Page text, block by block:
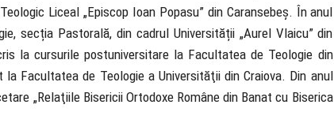
Liceal „Episcop Ioan Popasu” din Caransebeș. În anul
secția Pastorală, din cadrul Universității „Aurel Vlaicu” din
la cursurile postuniversitare la Facultatea de Teologie din
Facultatea de Teologie a Universităţii din Craiova. Din anul
„Relaţiile Bisericii Ortodoxe Române din Banat cu Biserica